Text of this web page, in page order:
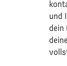
und
dein